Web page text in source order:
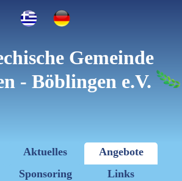
Gemeinde
- Böblingen e.V.
Aktuelles
Angebote
Sponsoring
Links